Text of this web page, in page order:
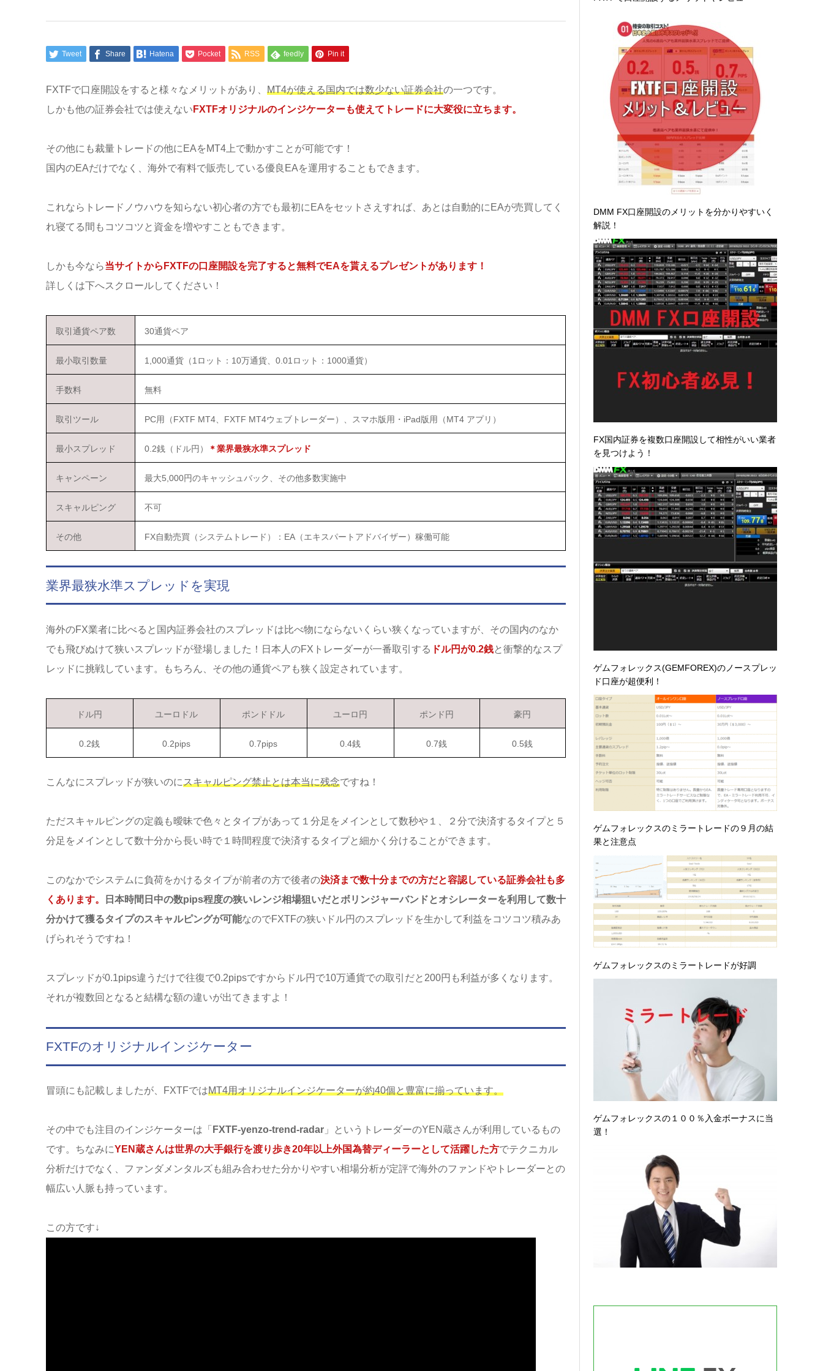
Tweet Share Hatena Pocket RSS feedly Pin it
FXTFで口座開設をすると様々なメリットがあり、 MT4が使える国内では数少ない証券会社の一つです。
しかも他の証券会社では使えない FXTFオリジナルのインジケーターも使えてトレードに大変役に立ちます。
その他にも裁量トレードの他にEAをMT4上で動かすことが可能です！
国内のEAだけでなく、海外で有料で販売している優良EAを運用することもできます。
これならトレードノウハウを知らない初心者の方でも最初にEAをセットさえすれば、あとは自動的にEAが売買してく
れ寝てる間もコツコツと資金を増やすこともできます。
しかも今なら当サイトからFXTFの口座開設を完了すると無料でEAを貰えるプレゼントがあります！
詳しくは下へスクロールしてください！
取引通貨ペア数 30通貨ペア
最小取引数量 1,000通貨（1ロット：10万通貨、0.01ロット：1000通貨）
手数料 無料
取引ツール PC用（FXTF MT4、FXTF MT4ウェブトレーダー）、スマホ版用・iPad版用（MT4 アプリ）
最小スプレッド 0.2銭（ドル円） ＊業界最狭水準スプレッド
キャンペーン 最大5,000円のキャッシュバック、その他多数実施中
スキャルピング 不可
その他 FX自動売買（システムトレード）：EA（エキスパートアドバイザー）稼働可能
業界最狭水準スプレッドを実現
海外のFX業者に比べると国内証券会社のスプレッドは比べ物にならないくらい狭くなっていますが、その国内のなか
でも飛びぬけて狭いスプレッドが登場しました！日本人のFXトレーダーが一番取引する ドル円が0.2銭と衝撃的なスプ
レッドに挑戦しています。もちろん、その他の通貨ペアも狭く設定されています。
ドル円 ユーロドル ポンドドル ユーロ円 ポンド円 豪円
0.2銭 0.2pips 0.7pips 0.4銭 0.7銭 0.5銭
こんなにスプレッドが狭いのにスキャルピング禁止とは本当に残念ですね！
ただスキャルピングの定義も曖昧で色々とタイプがあって１分足をメインとして数秒や１、２分で決済するタイプと５
分足をメインとして数十分から長い時で１時間程度で決済するタイプと細かく分けることができます。
このなかでシステムに負荷をかけるタイプが前者の方で後者の決済まで数十分までの方だと容認している証券会社も多
くあります。
日本時間日中の数pips程度の狭いレンジ相場狙いだとボリンジャーバンドとオシレーターを利用して数十
分かけて獲るタイプのスキャルピングが可能なのでFXTFの狭いドル円のスプレッドを生かして利益をコツコツ積みあ
げられそうですね！
スプレッドが0.1pips違うだけで往復で0.2pipsですからドル円で10万通貨での取引だと200円も利益が多くなります。
それが複数回となると結構な額の違いが出てきますよ！
FXTFのオリジナルインジケーター
冒頭にも記載しましたが、FXTFではMT4用オリジナルインジケーターが約40個と豊富に揃っています。
その中でも注目のインジケーターは「 FXTF-yenzo-trend-radar」というトレーダーのYEN蔵さんが利用しているもの
です。ちなみにYEN蔵さんは世界の大手銀行を渡り歩き20年以上外国為替ディーラーとして活躍した方でテクニカル
分析だけでなく、ファンダメンタルズも組み合わせた分かりやすい相場分析が定評で海外のファンドやトレーダーとの
幅広い人脈も持っています。
この方です↓
DMM FX口座開設のメリットを分かりやすいく
解説！
FX国内証券を複数口座開設して相性がいい業者
を見つけよう！
ゲムフォレックス(GEMFOREX)のノースプレッ
ド口座が超便利！
ゲムフォレックスのミラートレードの９月の結
果と注意点
ゲムフォレックスのミラートレードが好調
ゲムフォレックスの１００％入金ボーナスに当
選！